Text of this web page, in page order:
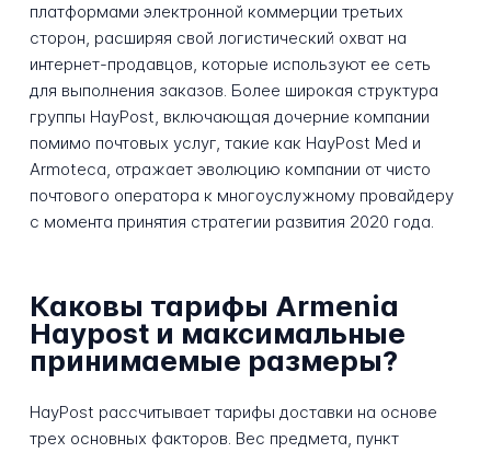
платформами электронной коммерции третьих
сторон, расширяя свой логистический охват на
интернет-продавцов, которые используют ее сеть
для выполнения заказов. Более широкая структура
группы HayPost, включающая дочерние компании
помимо почтовых услуг, такие как HayPost Med и
Armoteca, отражает эволюцию компании от чисто
почтового оператора к многоуслужному провайдеру
с момента принятия стратегии развития 2020 года.
Каковы тарифы Armenia
Haypost и максимальные
принимаемые размеры?
HayPost рассчитывает тарифы доставки на основе
трех основных факторов. Вес предмета, пункт